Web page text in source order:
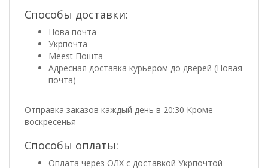
Способы доставки:
Нова почта
Укрпочта
Meest Пошта
Адресная доставка курьером до дверей (Новая
почта)
Отправка заказов каждый день в 20:30 Кроме
воскресенья
Способы оплаты:
Оплата через ОЛХ с доставкой Укрпочтой